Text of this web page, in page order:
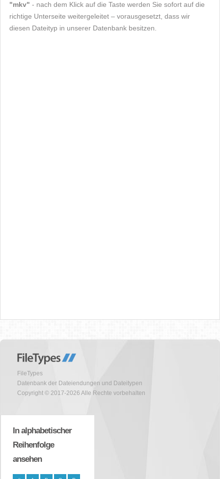
"mkv" - nach dem Klick auf die Taste werden Sie sofort auf die
richtige Unterseite weitergeleitet – vorausgesetzt, dass wir
diesen Dateityp in unserer Datenbank besitzen.
FileTypes
Datenbank der Dateiendungen und Dateitypen
Copyright © 2017-2026 Alle Rechte vorbehalten
In alphabetischer
Reihenfolge
ansehen